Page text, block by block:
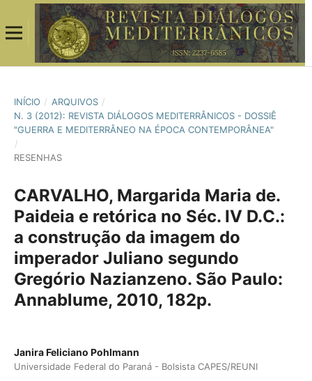
INÍCIO / ARQUIVOS /
N. 3 (2012): REVISTA DIÁLOGOS MEDITERRÂNICOS - DOSSIÊ
"GUERRA E MEDITERRÂNEO NA ÉPOCA CONTEMPORÂNEA"
/
RESENHAS
CARVALHO, Margarida Maria de.
Paideia e retórica no Séc. IV D.C.:
a construção da imagem do
imperador Juliano segundo
Gregório Nazianzeno. São Paulo:
Annablume, 2010, 182p.
Janira Feliciano Pohlmann
Universidade Federal do Paraná - Bolsista CAPES/REUNI